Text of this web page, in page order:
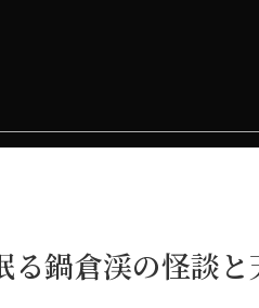
る鍋倉渓の怪談